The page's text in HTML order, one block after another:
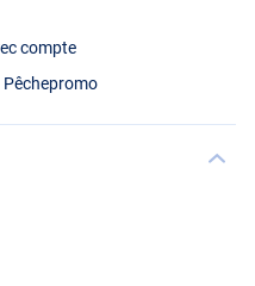
compte
Pêchepromo